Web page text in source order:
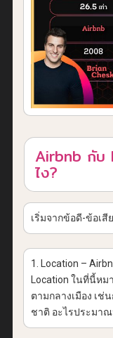
Airbnb กับ
ไง?
เริ่มจากข้อดี-ข้อเสี
1. Location –
Location ในที่นี้หม
ตามกลางเมือง เช่
ชาติ อะไรประมา